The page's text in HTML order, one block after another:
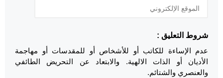
شروط التعليق :
عدم الإساءة للكاتب أو للأشخاص أو للمقدسات أو مهاجمة
الأديان أو الذات الالهية. والابتعاد عن التحريض الطائفي
والعنصري والشتائم.